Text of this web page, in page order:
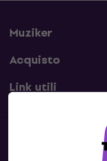
Muziker
Acquisto
Link utili